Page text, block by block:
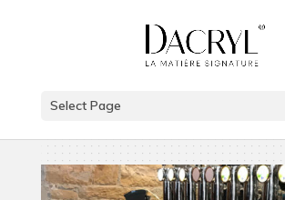
Select Page